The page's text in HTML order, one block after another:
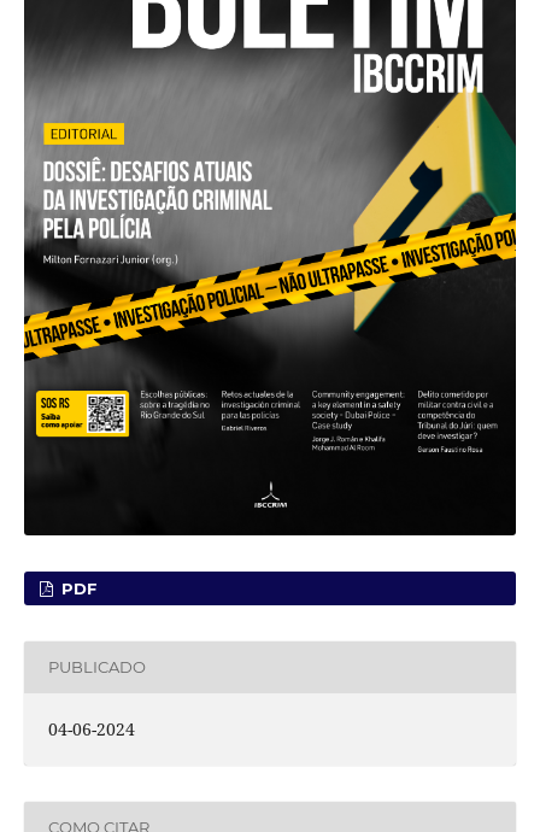
PDF
PUBLICADO
04-06-2024
COMO CITAR